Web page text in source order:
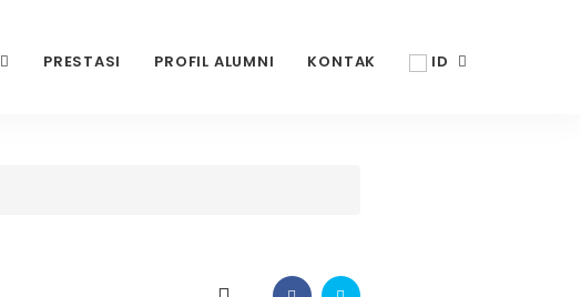
PRESTASI PROFIL ALUMNI KONTAK ID